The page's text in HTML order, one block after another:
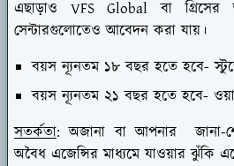
এছাড়াও VFS Global বা গ্রিসের
সেন্টারগুলোতেও আবেদন করা যায়।
বয়স ন্যূনতম ১৮ বছর হতে হবে-
বয়স ন্যূনতম ২১ বছর হতে হবে-
সতর্কতা: অজানা বা আপনার জানা-
অবৈধ এজেন্সির মাধ্যমে যাওয়ার ঝুঁকি